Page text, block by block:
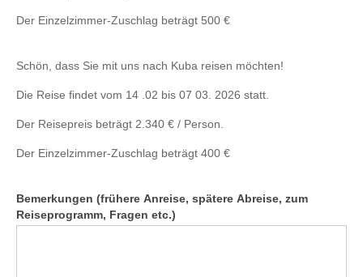
Der Einzelzimmer-Zuschlag beträgt 500 €
Schön, dass Sie mit uns nach Kuba reisen möchten!
Die Reise findet vom 14 .02 bis 07 03. 2026 statt.
Der Reisepreis beträgt 2.340 € / Person.
Der Einzelzimmer-Zuschlag beträgt 400 €
Bemerkungen (frühere Anreise, spätere Abreise, zum
Reiseprogramm, Fragen etc.)